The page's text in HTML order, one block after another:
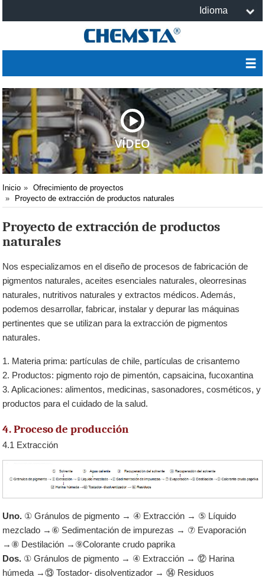
Idioma
VÍDEO
Inicio
Ofrecimiento de proyectos
Proyecto de extracción de productos naturales
Proyecto de extracción de productos
naturales
Nos especializamos en el diseño de procesos de fabricación de
pigmentos naturales, aceites esenciales naturales, oleorresinas
naturales, nutritivos naturales y extractos médicos. Además,
podemos desarrollar, fabricar, instalar y depurar las máquinas
pertinentes que se utilizan para la extracción de pigmentos
naturales.
1. Materia prima: partículas de chile, partículas de crisantemo
2. Productos: pigmento rojo de pimentón, capsaicina, fucoxantina
3. Aplicaciones: alimentos, medicinas, sasonadores, cosméticos, y
productos para el cuidado de la salud.
4. Proceso de producción
4.1 Extracción
Uno. ① Gránulos de pigmento → ④ Extracción → ⑤ Líquido
mezclado →⑥ Sedimentación de impurezas → ⑦ Evaporación
→⑧ Destilación →⑨Colorante crudo paprika
Dos. ① Gránulos de pigmento → ④ Extracción → ⑫ Harina
húmeda →⑬ Tostador- disolventizador → ⑭ Residuos